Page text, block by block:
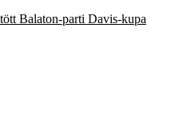
Balaton-parti Davis-kupa